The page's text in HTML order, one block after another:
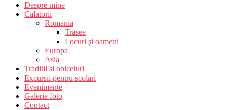
Despre mine
Calatorii
Romania
Trasee
Locuri şi oameni
Europa
Asia
Traditii si obiceiuri
Excursii pentru scolari
Evenimente
Galerie foto
Contact